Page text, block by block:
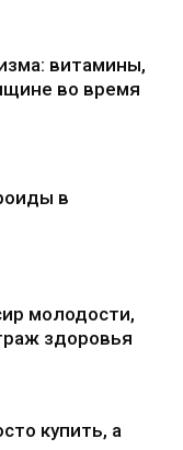
витамины,
во время
в
молодости,
здоровья
купить, а